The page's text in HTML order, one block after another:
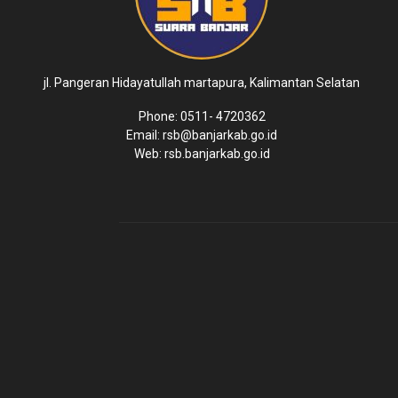
jl. Pangeran Hidayatullah martapura, Kalimantan Selatan
Phone: 0511- 4720362
Email: rsb@banjarkab.go.id
Web: rsb.banjarkab.go.id